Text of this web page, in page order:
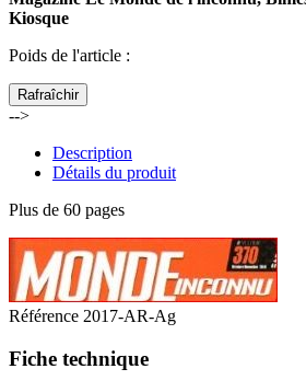
Kiosque
Poids de l'article :
-->
Description
Détails du produit
Plus de 60 pages
Référence 2017-AR-Ag
Fiche technique